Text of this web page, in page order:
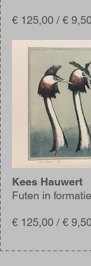
€ 125,00 / €
Afbeelding
Kees Hauwert
Futen in
€ 125,00 / €